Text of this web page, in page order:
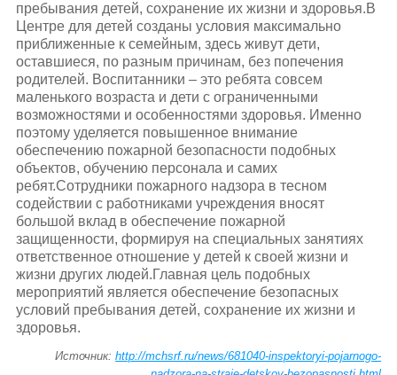
пребывания детей, сохранение их жизни и здоровья.В
Центре для детей созданы условия максимально
приближенные к семейным, здесь живут дети,
оставшиеся, по разным причинам, без попечения
родителей. Воспитанники – это ребята совсем
маленького возраста и дети с ограниченными
возможностями и особенностями здоровья. Именно
поэтому уделяется повышенное внимание
обеспечению пожарной безопасности подобных
объектов, обучению персонала и самих
ребят.Сотрудники пожарного надзора в тесном
содействии с работниками учреждения вносят
большой вклад в обеспечение пожарной
защищенности, формируя на специальных занятиях
ответственное отношение у детей к своей жизни и
жизни других людей.Главная цель подобных
мероприятий является обеспечение безопасных
условий пребывания детей, сохранение их жизни и
здоровья.
Источник:http://mchsrf.ru/news/681040-inspektoryi-pojarnogo-